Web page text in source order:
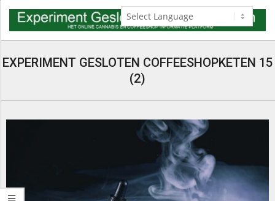
Skip
content
Menu
EXPERIMENT GESLOTEN COFFEESHOPKETEN 15
(2)